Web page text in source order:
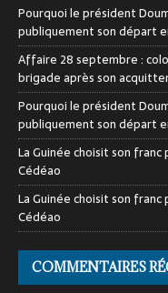
Pourquoi le président
publiquement son départ
Affaire 28 septembre :
brigade après son
Pourquoi le président
publiquement son départ
La Guinée choisit son
Cédéao
La Guinée choisit son
Cédéao
COMMENTAIRES